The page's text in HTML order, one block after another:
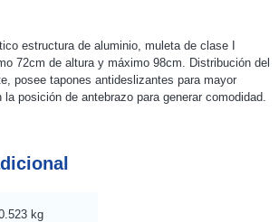
estructura de aluminio, muleta de clase I
72cm de altura y máximo 98cm. Distribución del
posee tapones antideslizantes para mayor
posición de antebrazo para generar comodidad.
kg